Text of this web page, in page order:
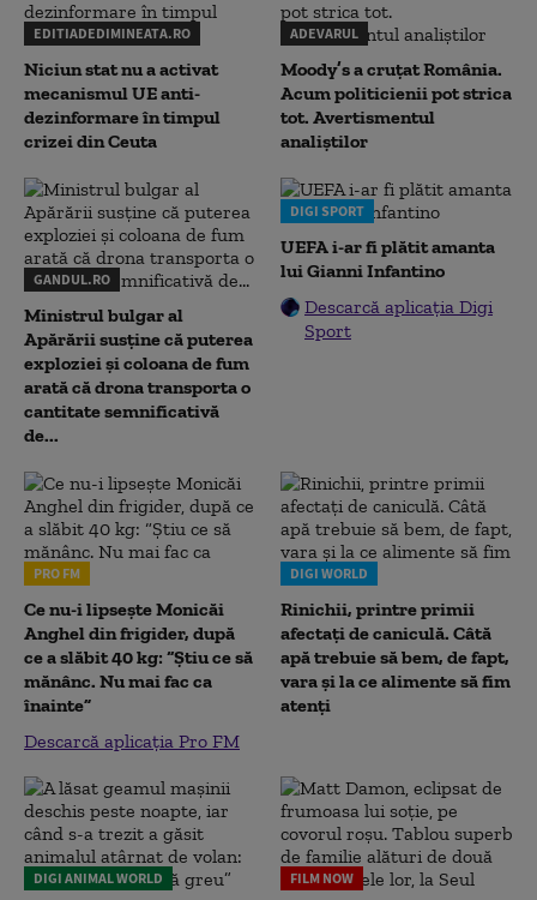
EDITIADEDIMINEATA.RO
Niciun stat nu a activat
mecanismul UE anti-
dezinformare în timpul
crizei din Ceuta
ADEVARUL
Moody’s a cruțat România.
Acum politicienii pot strica
tot. Avertismentul
analiștilor
GANDUL.RO
Ministrul bulgar al
Apărării susține că puterea
exploziei și coloana de fum
arată că drona transporta o
cantitate semnificativă
de...
DIGI SPORT
UEFA i-ar fi plătit amanta
lui Gianni Infantino
Descarcă aplicația Digi
Sport
PRO FM
Ce nu-i lipsește Monicăi
Anghel din frigider, după
ce a slăbit 40 kg: “Știu ce să
mănânc. Nu mai fac ca
înainte”
Descarcă aplicația Pro FM
DIGI WORLD
Rinichii, printre primii
afectați de caniculă. Câtă
apă trebuie să bem, de fapt,
vara și la ce alimente să fim
atenți
DIGI ANIMAL WORLD FILM NOW